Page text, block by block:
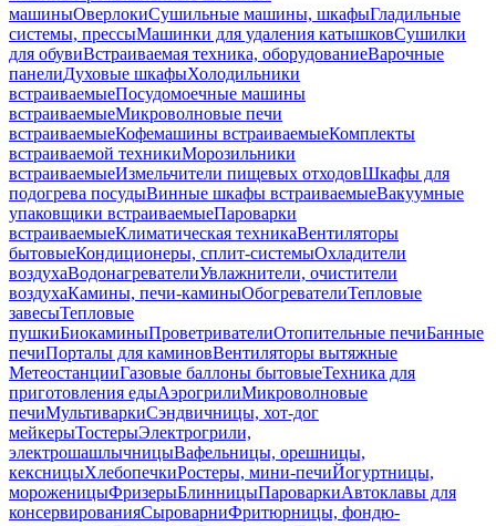
машиныОверлокиСушильные машины, шкафыГладильные
системы, прессыМашинки для удаления катышковСушилки
для обувиВстраиваемая техника, оборудованиеВарочные
панелиДуховые шкафыХолодильники
встраиваемыеПосудомоечные машины
встраиваемыеМикроволновые печи
встраиваемыеКофемашины встраиваемыеКомплекты
встраиваемой техникиМорозильники
встраиваемыеИзмельчители пищевых отходовШкафы для
подогрева посудыВинные шкафы встраиваемыеВакуумные
упаковщики встраиваемыеПароварки
встраиваемыеКлиматическая техникаВентиляторы
бытовыеКондиционеры, сплит-системыОхладители
воздухаВодонагревателиУвлажнители, очистители
воздухаКамины, печи-каминыОбогревателиТепловые
завесыТепловые
пушкиБиокаминыПроветривателиОтопительные печиБанные
печиПорталы для каминовВентиляторы вытяжные
МетеостанцииГазовые баллоны бытовыеТехника для
приготовления едыАэрогрилиМикроволновые
печиМультиваркиСэндвичницы, хот-дог
мейкерыТостерыЭлектрогрили,
электрошашлычницыВафельницы, орешницы,
кексницыХлебопечкиРостеры, мини-печиЙогуртницы,
мороженицыФризерыБлинницыПароваркиАвтоклавы для
консервированияСыроварниФритюрницы, фондю-